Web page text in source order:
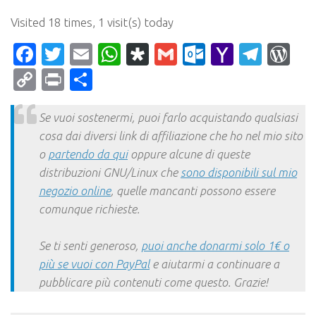
Visited 18 times, 1 visit(s) today
Facebook
Twitter
EmailWhatsApp
Diaspora
Gmail Yahoo
CopyPrint
Se vuoi sostenermi, puoi farlo acquistando qualsiasi
cosa dai diversi link di affiliazione che ho nel mio sito
o partendo da quioppure alcune di queste
distribuzioni GNU/Linux che sono disponibili sul mio
negozio online, quelle mancanti possono essere
comunque richieste.
Se ti senti generoso, puoi anche donarmi solo 1€ o
più se vuoi con PayPale aiutarmi a continuare a
pubblicare più contenuti come questo. Grazie!